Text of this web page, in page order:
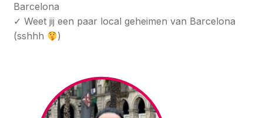
Barcelona
✓ Weet jij een paar local geheimen van Barcelona
(sshhh
)